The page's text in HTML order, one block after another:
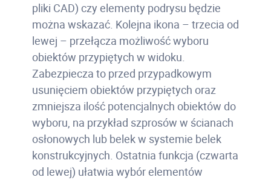
pliki CAD) czy elementy podrysu będzie
można wskazać. Kolejna ikona – trzecia od
lewej – przełącza możliwość wyboru
obiektów przypiętych w widoku.
Zabezpiecza to przed przypadkowym
usunięciem obiektów przypiętych oraz
zmniejsza ilość potencjalnych obiektów do
wyboru, na przykład szprosów w ścianach
osłonowych lub belek w systemie belek
konstrukcyjnych. Ostatnia funkcja (czwarta
od lewej) ułatwia wybór elementów